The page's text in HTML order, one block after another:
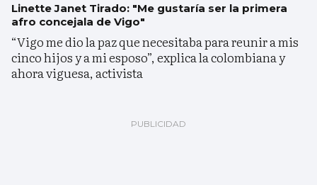
Linette Janet Tirado: "Me gustaría ser la primera
afro concejala de Vigo"
“Vigo me dio la paz que necesitaba para reunir a mis
cinco hijos y a mi esposo”, explica la colombiana y
ahora viguesa, activista